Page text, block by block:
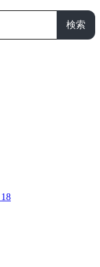
検索
18